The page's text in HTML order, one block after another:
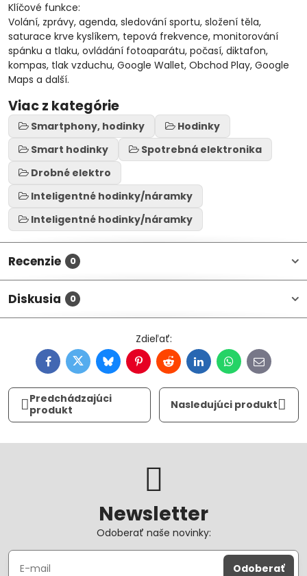
Klíčové funkce:
Volání, zprávy, agenda, sledování sportu, složení těla,
saturace krve kyslíkem, tepová frekvence, monitorování
spánku a tlaku, ovládání fotoaparátu, počasí, diktafon,
kompas, tlak vzduchu, Google Wallet, Obchod Play, Google
Maps a další.
Viac z kategórie
Smartphony, hodinky
Hodinky
Smart hodinky
Spotrebná elektronika
Drobné elektro
Inteligentné hodinky/náramky
Inteligentné hodinky/náramky
Recenzie 0
Diskusia 0
FacebookTwitterBlueskyPinterestRedditLinkedInWhatsApp
E-
mail
Predchádzajúci
produkt
Nasledujúci produkt
Newsletter
Odoberať naše novinky:
Odoberať